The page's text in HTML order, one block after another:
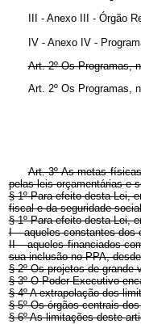
III - Anexo III - Órgão
IV - Anexo IV -
Art. 2º Os Programas,
Art. 2º Os Programas,
Art. 3º As metas
pelas leis orçamentárias e
§ 1º Para efeito desta Lei,
fiscal e da seguridade
§ 1º Para efeito desta Lei,
I – aqueles constantes dos
II – aqueles financiados
sua inclusão no PPA,
§ 2º Os projetos de grande
§ 3º O Poder Executivo
§ 4º A extrapolação dos
§ 5º Os órgãos centrais
§ 6º As limitações deste